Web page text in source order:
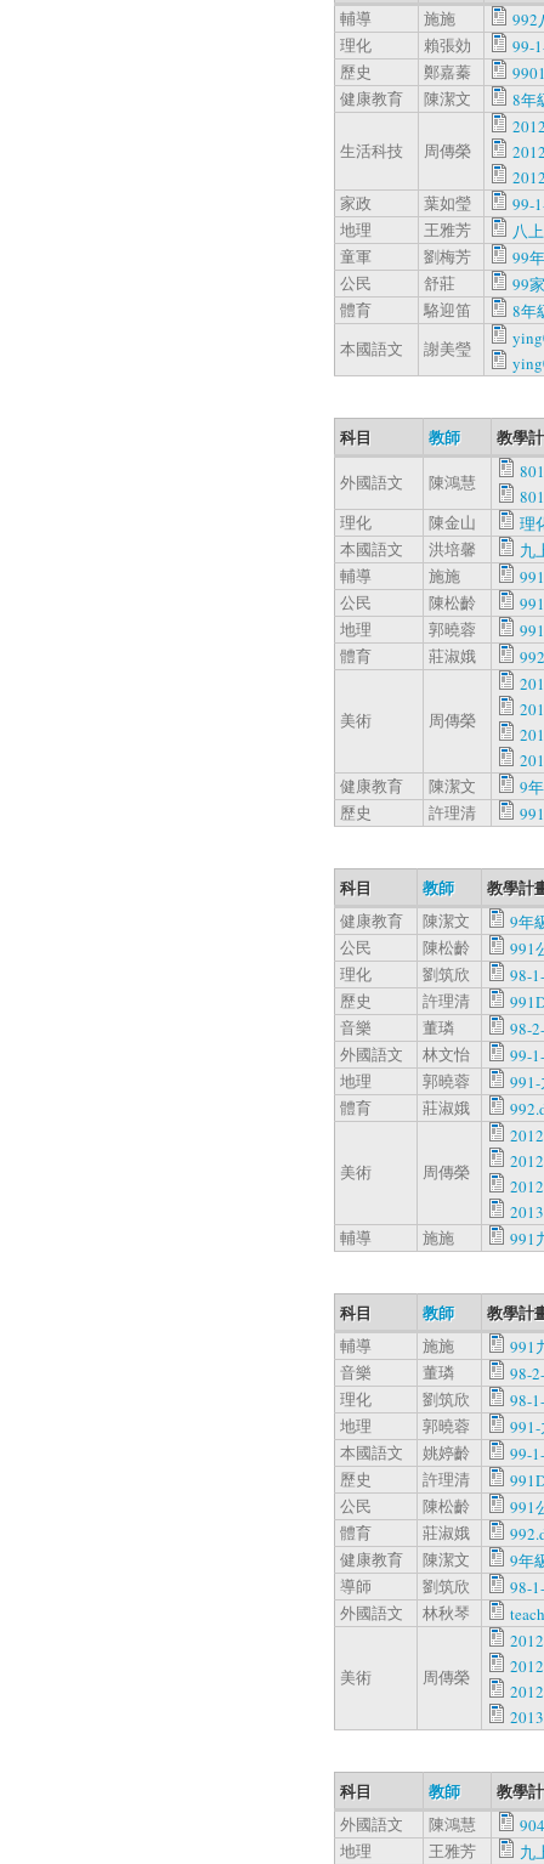
輔導 施施
992
理化
賴張効
99-
歷史
鄭嘉蓁
健康教育
陳潔文 8年
生活科技 周傳榮
家政
葉如瑩
99-
地理
王雅芳
八
童軍
劉梅芳
99
公民
舒莊
99
體育
駱迎笛
8年
本國語文
謝美瑩
科目 教師 教學
外國語文 陳鴻慧
理化
陳金山
理
本國語文
洪培馨
九
輔導
施施
公民
陳松齡
地理
郭曉蓉
體育
莊淑娥
美術 周傳榮
健康教育
陳潔文
9
歷史
許理清
科目 教師 教學計
健康教育 陳潔文
9年
公民
陳松齡
991
理化
劉筑欣
98-
歷史
許理清
音樂
董璘
98-
外國語文
林文怡
99-
地理
郭曉蓉
體育
莊淑娥
美術 周傳榮
輔導
施施 991
科目 教師 教學計
輔導 施施
991
音樂
董璘
98-
理化
劉筑欣
98-
地理
郭曉蓉
本國語文
姚婷齡
99-
歷史
許理清
公民
陳松齡
991
體育
莊淑娥
健康教育
陳潔文
9年
導師
劉筑欣
98-
外國語文
林秋琴
美術 周傳榮
科目 教師 教學
外國語文 陳鴻慧
地理
王雅芳
九